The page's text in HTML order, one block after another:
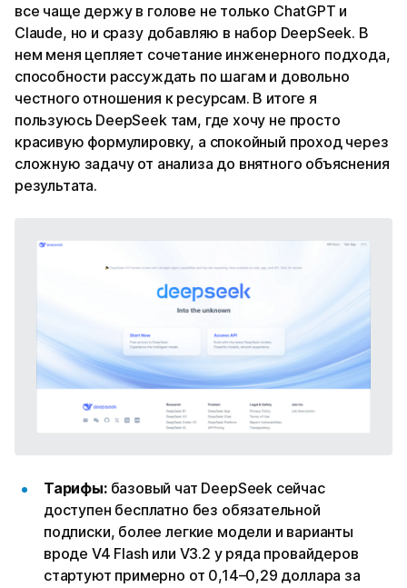
все чаще держу в голове не только ChatGPT и
Claude, но и сразу добавляю в набор DeepSeek. В
нем меня цепляет сочетание инженерного подхода,
способности рассуждать по шагам и довольно
честного отношения к ресурсам. В итоге я
пользуюсь DeepSeek там, где хочу не просто
красивую формулировку, а спокойный проход через
сложную задачу от анализа до внятного объяснения
результата.
Тарифы:базовый чат DeepSeek сейчас
доступен бесплатно без обязательной
подписки, более легкие модели и варианты
вроде V4 Flash или V3.2 у ряда провайдеров
стартуют примерно от 0,14–0,29 доллара за